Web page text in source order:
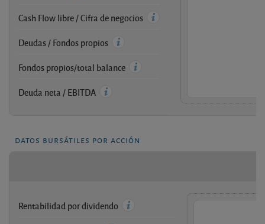
Cash Flow libre / Cifra de negocios
Deudas / Fondos propios
Fondos propios/total balance
Deuda neta / EBITDA
datos bursátiles por acción
Rentabilidad por dividendo